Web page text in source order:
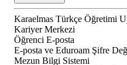
Karaelmas Türkçe Öğretimi
Kariyer Merkezi
Öğrenci E-posta
E-posta ve Eduroam Şifre
Mezun Bilgi Sistemi